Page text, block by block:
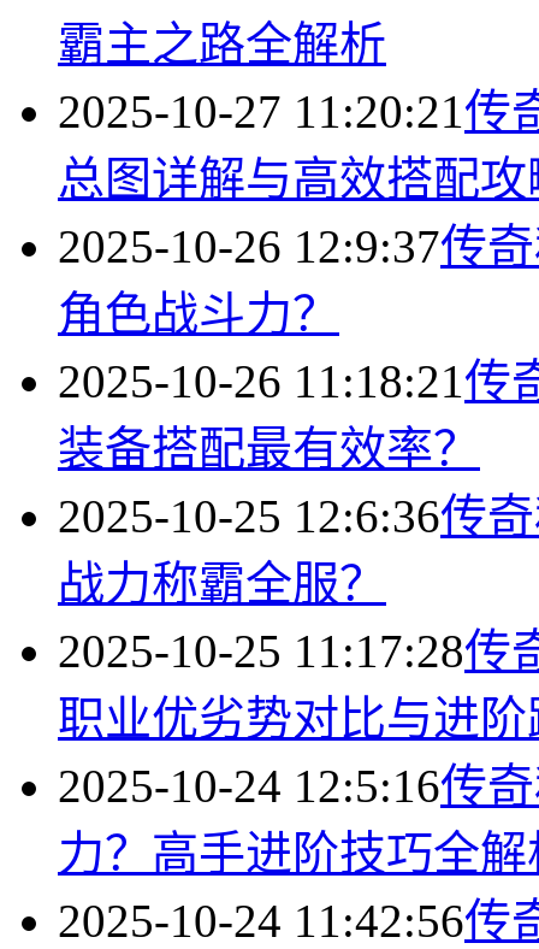
霸主之路全解析
2025-10-27 11:20:21传
总图详解与高效搭配攻
2025-10-26 12:9:37传
角色战斗力？
2025-10-26 11:18:21传
装备搭配最有效率？
2025-10-25 12:6:36传
战力称霸全服？
2025-10-25 11:17:28传
职业优劣势对比与进
2025-10-24 12:5:16传
力？高手进阶技巧全解
2025-10-24 11:42:56传